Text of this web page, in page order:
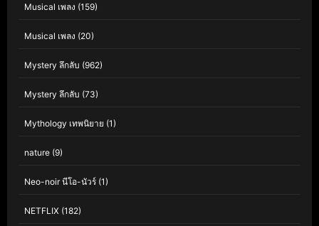
Musical เพลง (159)
Musical เพลง (20)
Mystery ลึกลับ (962)
Mystery ลึกลับ (73)
Mythology เทพนิยาย (1)
nature (9)
Neo-noir นีโอ-นัวร์ (1)
NETFLIX (182)